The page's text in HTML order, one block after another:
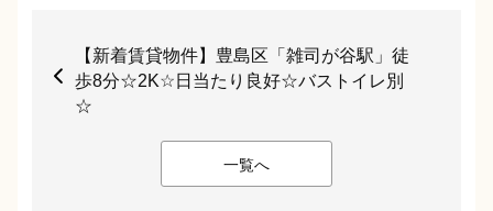
【新着賃貸物件】豊島区「雑司が谷駅」徒
歩8分☆2K☆日当たり良好☆バストイレ別
☆
一覧へ